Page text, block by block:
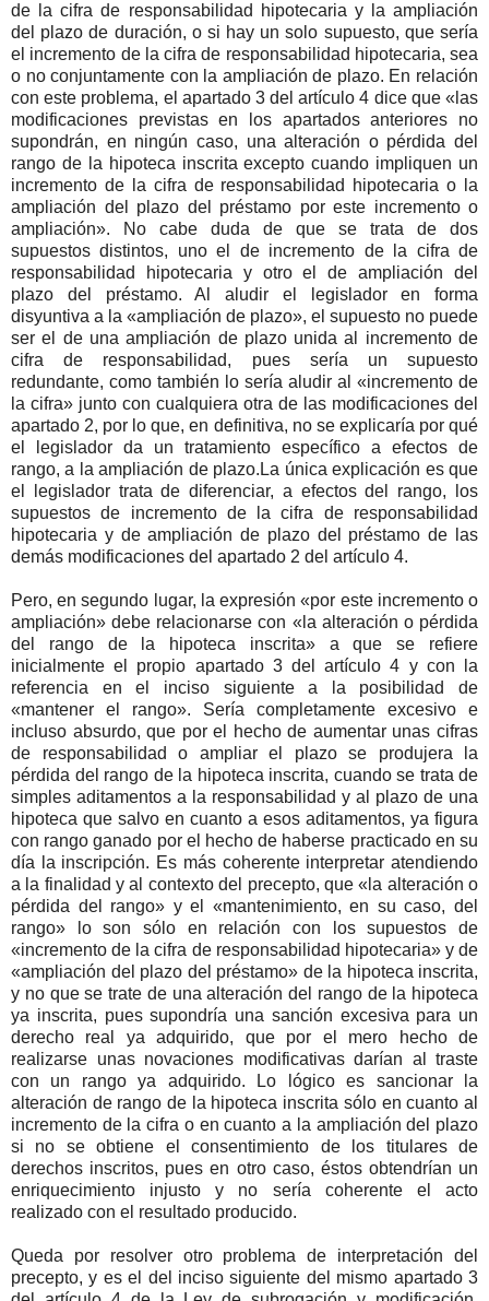
de la cifra de responsabilidad hipotecaria y la ampliación
del plazo de duración, o si hay un solo supuesto, que sería
el incremento de la cifra de responsabilidad hipotecaria, sea
o no conjuntamente con la ampliación de plazo. En relación
con este problema, el apartado 3 del artículo 4 dice que «las
modificaciones previstas en los apartados anteriores no
supondrán, en ningún caso, una alteración o pérdida del
rango de la hipoteca inscrita excepto cuando impliquen un
incremento de la cifra de responsabilidad hipotecaria o la
ampliación del plazo del préstamo por este incremento o
ampliación». No cabe duda de que se trata de dos
supuestos distintos, uno el de incremento de la cifra de
responsabilidad hipotecaria y otro el de ampliación del
plazo del préstamo. Al aludir el legislador en forma
disyuntiva a la «ampliación de plazo», el supuesto no puede
ser el de una ampliación de plazo unida al incremento de
cifra de responsabilidad, pues sería un supuesto
redundante, como también lo sería aludir al «incremento de
la cifra» junto con cualquiera otra de las modificaciones del
apartado 2, por lo que, en definitiva, no se explicaría por qué
el legislador da un tratamiento específico a efectos de
rango, a la ampliación de plazo.La única explicación es que
el legislador trata de diferenciar, a efectos del rango, los
supuestos de incremento de la cifra de responsabilidad
hipotecaria y de ampliación de plazo del préstamo de las
demás modificaciones del apartado 2 del artículo 4.
Pero, en segundo lugar, la expresión «por este incremento o
ampliación» debe relacionarse con «la alteración o pérdida
del rango de la hipoteca inscrita» a que se refiere
inicialmente el propio apartado 3 del artículo 4 y con la
referencia en el inciso siguiente a la posibilidad de
«mantener el rango». Sería completamente excesivo e
incluso absurdo, que por el hecho de aumentar unas cifras
de responsabilidad o ampliar el plazo se produjera la
pérdida del rango de la hipoteca inscrita, cuando se trata de
simples aditamentos a la responsabilidad y al plazo de una
hipoteca que salvo en cuanto a esos aditamentos, ya figura
con rango ganado por el hecho de haberse practicado en su
día la inscripción. Es más coherente interpretar atendiendo
a la finalidad y al contexto del precepto, que «la alteración o
pérdida del rango» y el «mantenimiento, en su caso, del
rango» lo son sólo en relación con los supuestos de
«incremento de la cifra de responsabilidad hipotecaria» y de
«ampliación del plazo del préstamo» de la hipoteca inscrita,
y no que se trate de una alteración del rango de la hipoteca
ya inscrita, pues supondría una sanción excesiva para un
derecho real ya adquirido, que por el mero hecho de
realizarse unas novaciones modificativas darían al traste
con un rango ya adquirido. Lo lógico es sancionar la
alteración de rango de la hipoteca inscrita sólo en cuanto al
incremento de la cifra o en cuanto a la ampliación del plazo
si no se obtiene el consentimiento de los titulares de
derechos inscritos, pues en otro caso, éstos obtendrían un
enriquecimiento injusto y no sería coherente el acto
realizado con el resultado producido.
Queda por resolver otro problema de interpretación del
precepto, y es el del inciso siguiente del mismo apartado 3